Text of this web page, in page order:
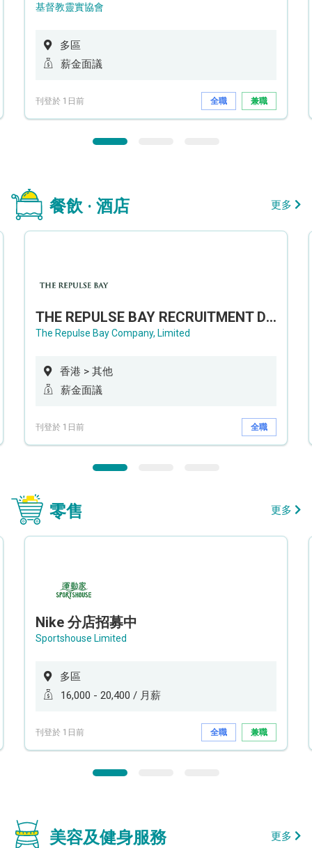
基督教靈實協會
多區
薪金面議
刊登於 1日前 全職 兼職
餐飲 · 酒店 更多
THE REPULSE BAY RECRUITMENT DAY 淺水灣影灣園人才招聘會
The Repulse Bay Company, Limited
香港 > 其他
薪金面議
刊登於 1日前 全職
零售 更多
Nike 分店招募中
Sportshouse Limited
多區
16,000 - 20,400 / 月薪
刊登於 1日前 全職 兼職
美容及健身服務 更多